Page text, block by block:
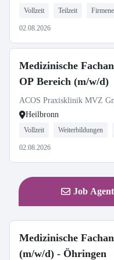
Vollzeit Teilzeit
02.08.2026
Medizinische
OP Bereich (m/w/d)
ACOS Praxisklinik MVZ
Heilbronn
Vollzeit Weiterbildungen
02.08.2026
Job
Medizinische
(m/w/d) - Öhringen